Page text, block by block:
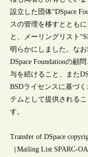
設立した団体“DSpace
スの管理を移すととも
と、メーリングリスト
明らかにしました。な
DSpace Foundationの顧
与を続けること、また
BSDライセンスに基づ
テムとして提供される
す。
Transfer of DSpace
（Mailing List SPARC-